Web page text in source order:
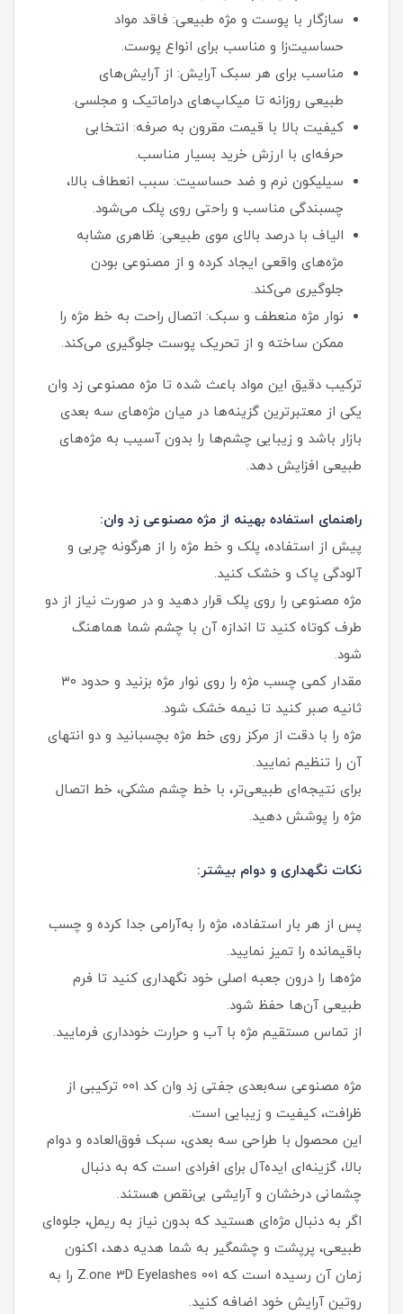
سازگار با پوست و مژه طبیعی: فاقد مواد
حساسیت‌زا و مناسب برای انواع پوست.
مناسب برای هر سبک آرایش: از آرایش‌های
طبیعی روزانه تا میکاپ‌های دراماتیک و مجلسی.
کیفیت بالا با قیمت مقرون‌ به‌ صرفه: انتخابی
حرفه‌ای با ارزش خرید بسیار مناسب.
سیلیکون نرم و ضد حساسیت: سبب انعطاف بالا،
چسبندگی مناسب و راحتی روی پلک می‌شود.
الیاف با درصد بالای موی طبیعی: ظاهری مشابه
مژه‌های واقعی ایجاد کرده و از مصنوعی بودن
جلوگیری می‌کند.
نوار مژه منعطف و سبک: اتصال راحت به خط مژه را
ممکن ساخته و از تحریک پوست جلوگیری می‌کند.
ترکیب دقیق این مواد باعث شده تا مژه مصنوعی زد وان
یکی از معتبرترین گزینه‌ها در میان مژه‌های سه‌ بعدی
بازار باشد و زیبایی چشم‌ها را بدون آسیب به مژه‌های
طبیعی افزایش دهد.
راهنمای استفاده بهینه از مژه مصنوعی زد وان:
پیش از استفاده، پلک و خط مژه را از هرگونه چربی و
آلودگی پاک و خشک کنید.
مژه مصنوعی را روی پلک قرار دهید و در صورت نیاز از دو
طرف کوتاه کنید تا اندازه آن با چشم شما هماهنگ
شود.
مقدار کمی چسب مژه را روی نوار مژه بزنید و حدود ۳۰
ثانیه صبر کنید تا نیمه‌ خشک شود.
مژه را با دقت از مرکز روی خط مژه بچسبانید و دو انتهای
آن را تنظیم نمایید.
برای نتیجه‌ای طبیعی‌تر، با خط چشم مشکی، خط اتصال
مژه را پوشش دهید.
نکات نگهداری و دوام بیشتر:
پس از هر بار استفاده، مژه را به‌آرامی جدا کرده و چسب
باقیمانده را تمیز نمایید.
مژه‌ها را درون جعبه اصلی خود نگهداری کنید تا فرم
طبیعی آن‌ها حفظ شود.
از تماس مستقیم مژه با آب و حرارت خودداری فرمایید.
مژه مصنوعی سه‌بعدی جفتی زد وان کد 001 ترکیبی از
ظرافت، کیفیت و زیبایی است.
این محصول با طراحی سه‌ بعدی، سبک فوق‌العاده و دوام
بالا، گزینه‌ای ایده‌آل برای افرادی است که به دنبال
چشمانی درخشان و آرایشی بی‌نقص هستند.
اگر به‌ دنبال مژه‌ای هستید که بدون نیاز به ریمل، جلوه‌ای
طبیعی، پرپشت و چشمگیر به شما هدیه دهد، اکنون
زمان آن رسیده است که Z.one 3D Eyelashes 001 را به
روتین آرایش خود اضافه کنید.